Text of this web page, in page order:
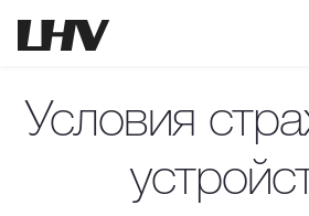
Условия